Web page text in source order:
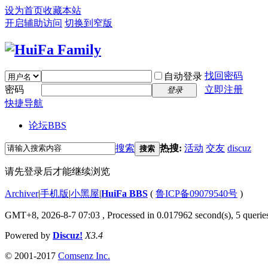
设为首页收藏本站
开启辅助访问 切换到窄版
自动登录 找回密码
密码
登录
立即注册
快捷导航
论坛BBS
搜索 搜索 热搜: 活动 交友 discuz
请先登录后才能继续浏览
Archiver|手机版|小黑屋|HuiFa BBS ( 鲁ICP备09079540号 )
GMT+8, 2026-8-7 07:03 , Processed in 0.017962 second(s), 5
Powered by Discuz! X3.4
© 2001-2017 Comsenz Inc.